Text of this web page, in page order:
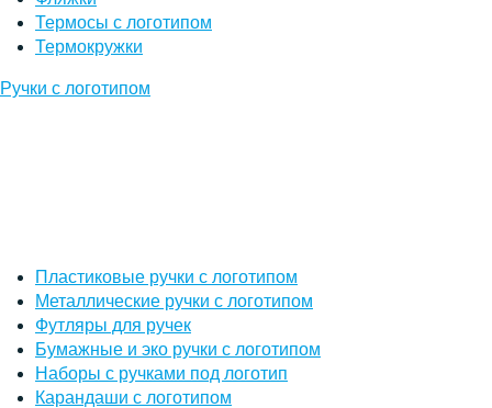
Термосы с логотипом
Термокружки
Ручки с логотипом
Пластиковые ручки с логотипом
Металлические ручки с логотипом
Футляры для ручек
Бумажные и эко ручки с логотипом
Наборы с ручками под логотип
Карандаши с логотипом